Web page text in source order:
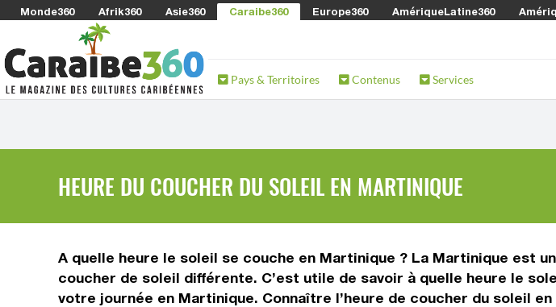
Monde360 Afrik360 Asie360 Caraibe360 Europe360 AmériqueLatine360
Pays & Territoires Contenus Services
HEURE DU COUCHER DU SOLEIL EN MARTINIQUE
A quelle heure le soleil se couche en Martinique ? La Martinique est
coucher de soleil différente. C’est utile de savoir à quelle heure le
votre journée en Martinique. Connaître l’heure de coucher du soleil